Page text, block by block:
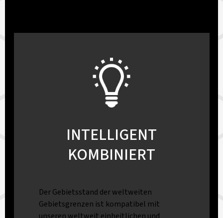
INTELLIGENT
KOMBINIERT
Der Gebietsstand der weltweiten
Gebietsgrenzen ist kompatibel mit
unseren weltweit einheitlichen und